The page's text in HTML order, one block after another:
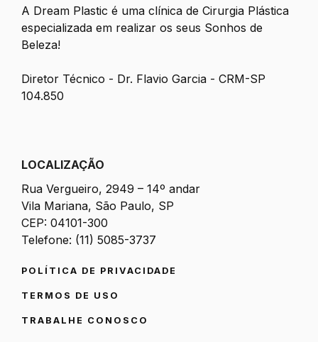
A Dream Plastic é uma clínica de Cirurgia Plástica
especializada em realizar os seus Sonhos de
Beleza!
Diretor Técnico - Dr. Flavio Garcia - CRM-SP
104.850
LOCALIZAÇÃO
Rua Vergueiro, 2949 – 14º andar
Vila Mariana, São Paulo, SP
CEP: 04101-300
Telefone: (11) 5085-3737
POLÍTICA DE PRIVACIDADE
TERMOS DE USO
TRABALHE CONOSCO